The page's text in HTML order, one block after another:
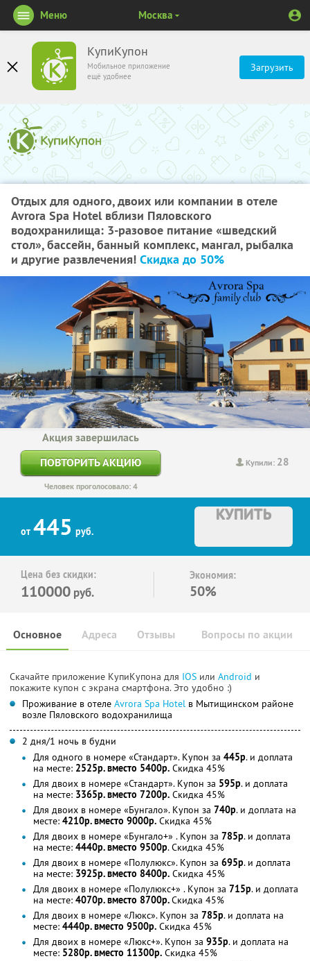
КупиКупон
Мобильное приложение
ещё удобнее
Загрузить
Меню Москва
Отдых для одного, двоих или компании в отеле
Avrora Spa Hotel вблизи Пяловского
водохранилища: 3-разовое питание «шведский
стол», бассейн, банный комплекс, мангал, рыбалка
и другие развлечения! Скидка до 50%
Купили: 28
Акция завершилась
ПОВТОРИТЬ АКЦИЮ
Человек проголосовало: 4
от 445 руб.
КУПИТЬ
Цена без скидки:
110000 руб.
Экономия:
50%
Основное Отзывы Вопросы по акции
Адреса
Скачайте приложение КупиКупона для IOS или Android и
покажите купон с экрана смартфона. Это удобно :)
Проживание в отеле Avrora Spa Hotel в Мытищинском районе
возле Пяловского водохранилища
2 дня/1 ночь в будни
Для одного в номере «Стандарт». Купон за 445р. и доплата
на месте: 2525р. вместо 5400р. Скидка 45%
Для двоих в номере «Стандарт». Купон за 595р. и доплата
на месте: 3365р. вместо 7200р. Скидка 45%
Для двоих в номере «Бунгало». Купон за 740р. и доплата на
месте: 4210р. вместо 9000р. Скидка 45%
Для двоих в номере «Бунгало+» . Купон за 785р. и доплата
на месте: 4440р. вместо 9500р. Скидка 45%
Для двоих в номере «Полулюкс». Купон за 695р. и доплата
на месте: 3925р. вместо 8400р. Скидка 45%
Для двоих в номере «Полулюкс+» . Купон за 715р. и доплата
на месте: 4070р. вместо 8700р.Скидка 45%
Для двоих в номере «Люкс». Купон за 785р. и доплата на
месте: 4440р. вместо 9500р. Скидка 45%
Для двоих в номере «Люкс+». Купон за 935р. и доплата на
месте: 5280р. вместо 11300р. Скидка 45%